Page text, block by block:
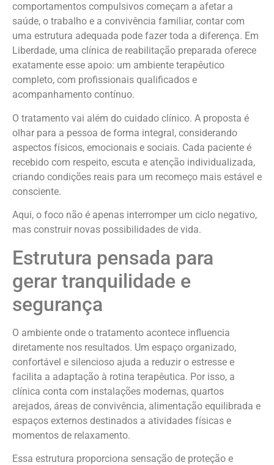
comportamentos compulsivos começam a afetar a
saúde, o trabalho e a convivência familiar, contar com
uma estrutura adequada pode fazer toda a diferença. Em
Liberdade, uma clínica de reabilitação preparada oferece
exatamente esse apoio: um ambiente terapêutico
completo, com profissionais qualificados e
acompanhamento contínuo.
O tratamento vai além do cuidado clínico. A proposta é
olhar para a pessoa de forma integral, considerando
aspectos físicos, emocionais e sociais. Cada paciente é
recebido com respeito, escuta e atenção individualizada,
criando condições reais para um recomeço mais estável e
consciente.
Aqui, o foco não é apenas interromper um ciclo negativo,
mas construir novas possibilidades de vida.
Estrutura pensada para
gerar tranquilidade e
segurança
O ambiente onde o tratamento acontece influencia
diretamente nos resultados. Um espaço organizado,
confortável e silencioso ajuda a reduzir o estresse e
facilita a adaptação à rotina terapêutica. Por isso, a
clínica conta com instalações modernas, quartos
arejados, áreas de convivência, alimentação equilibrada e
espaços externos destinados a atividades físicas e
momentos de relaxamento.
Essa estrutura proporciona sensação de proteção e